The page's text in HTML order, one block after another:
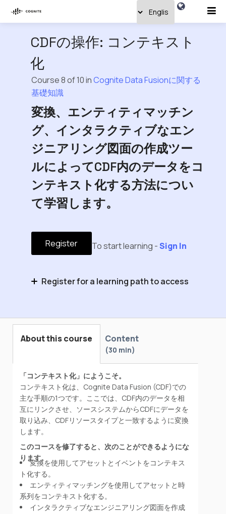
CDFの操作: コンテキスト
化
Course 8 of 10 inCognite Data Fusionに関する
基礎知識
変換、エンティティマッチン
グ、インタラクティブなエン
ジニアリング図面の作成ツー
ルによってCDF内のデータをコ
ンテキスト化する方法につい
て学習します。
Register To start learning -Sign In
Register for a learning path to access
About this course
「コンテキスト化」にようこそ。
コンテキスト化は、Cognite Data Fusion (CDF)での
主な手順の1つです。ここでは、CDF内のデータを相
互にリンクさせ、ソースシステムからCDFにデータを
取り込み、CDFリソースタイプと一致するように変換
します。
このコースを修了すると、次のことができるようにな
ります。
変換を使用してアセットとイベントをコンテキス
ト化する。
エンティティマッチングを使用してアセットと時
系列をコンテキスト化する。
インタラクティブなエンジニアリング図面を作成
Content
30 min